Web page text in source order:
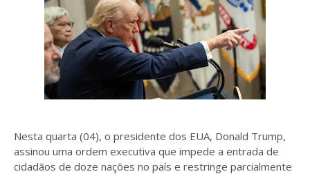
Nesta quarta (04), o presidente dos EUA, Donald Trump,
assinou uma ordem executiva que impede a entrada de
cidadãos de doze nações no país e restringe parcialmente